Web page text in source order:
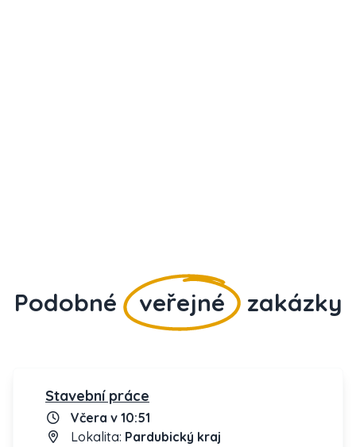
Podobné veřejné zakázky
Stavební práce
Včera v 10:51
Lokalita: Pardubický kraj